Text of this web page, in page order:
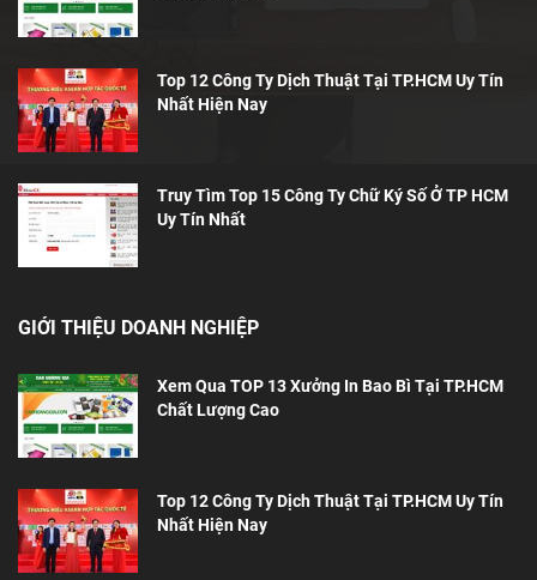
Top 12 Công Ty Dịch Thuật Tại TP.HCM Uy Tín
Nhất Hiện Nay
Truy Tìm Top 15 Công Ty Chữ Ký Số Ở TP HCM
Uy Tín Nhất
GIỚI THIỆU DOANH NGHIỆP
Xem Qua TOP 13 Xưởng In Bao Bì Tại TP.HCM
Chất Lượng Cao
Top 12 Công Ty Dịch Thuật Tại TP.HCM Uy Tín
Nhất Hiện Nay